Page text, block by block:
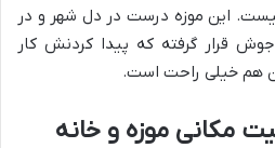
نیست. این موزه درست در دل شهر و در
قرار گرفته که پیدا کردنش کار
هم خیلی راحت است.
مکانی موزه و خانه